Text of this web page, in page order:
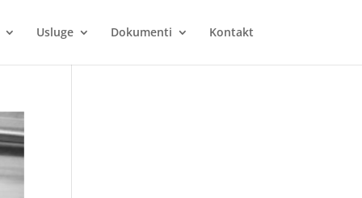
Usluge Dokumenti Kontakt